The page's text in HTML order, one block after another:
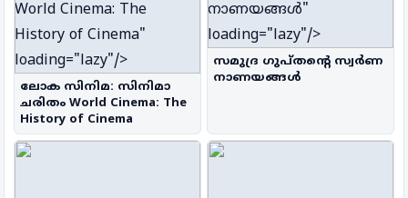
World Cinema: The
History of Cinema"
loading="lazy"/>
ലോക സിനിമ: സിനിമാ
ചരിതം World Cinema: The
History of Cinema
നാണയങ്ങൾ"
loading="lazy"/>
സമുദ്ര ഗുപ്തൻ്റെ സ്വർണ
നാണയങ്ങൾ